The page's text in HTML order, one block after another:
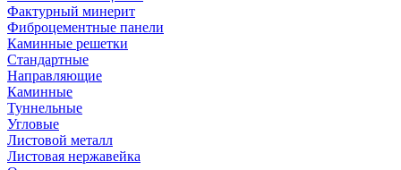
Фактурный минерит
Фиброцементные панели
Каминные решетки
Стандартные
Направляющие
Каминные
Туннельные
Угловые
Листовой металл
Листовая нержавейка